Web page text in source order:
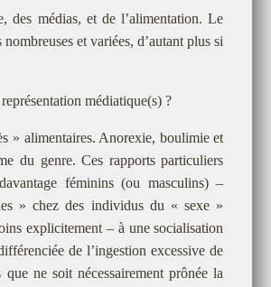
des médias, et de l’alimentation. Le
et variées, d’autant plus si
médiatique(s) ?
» alimentaires. Anorexie, boulimie et
du genre. Ces rapports particuliers
féminins (ou masculins) –
» chez des individus du « sexe »
explicitement – à une socialisation
de l’ingestion excessive de
ne soit nécessairement prônée la